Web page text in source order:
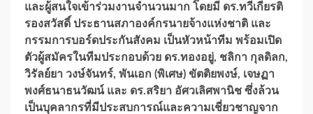
และผู้สนใจเข้าร่วมงานจำนวนมาก โดยมี ดร.ทวีเกียรติ
รองสวัสดิ์ ประธานสภาองค์กรนายจ้างแห่งชาติ และ
กรรมการบอร์ดประกันสังคม เป็นหัวหน้าทีม พร้อมเปิด
ตัวผู้สมัครในทีมประกอบด้วย ดร.ทองอยู่, ชลิกา กุลดิลก,
วิรัลย์ยา วงษ์จันทร์, พันเอก (พิเศษ) ขัตติยพงษ์, เจษฏา
พงศ์ธนาธนวัฒน์ และ ดร.สริยา อัศวเลิศพานิช ซึ่งล้วน
เป็นบุคลากรที่มีประสบการณ์และความเชี่ยวชาญจาก